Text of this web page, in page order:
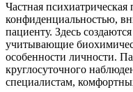
Частная
конфиденциальностью,
пациенту. Здесь
учитывающие
особенности личности.
круглосуточного
специалистам,